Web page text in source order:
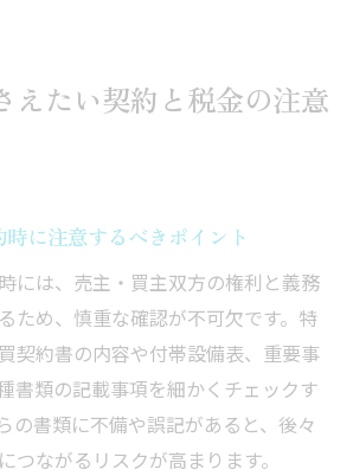
えたい契約と税金の注意
に注意するべきポイント
には、売主・買主双方の権利と義務
ため、慎重な確認が不可欠です。特
契約書の内容や付帯設備表、重要事
書類の記載事項を細かくチェックす
の書類に不備や誤記があると、後々
つながるリスクが高まります。